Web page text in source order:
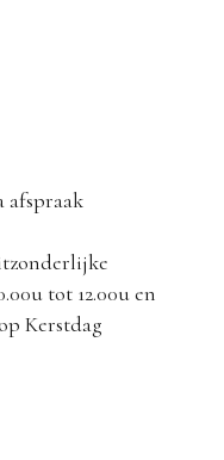
afspraak
tot 12.00u en
Kerstdag